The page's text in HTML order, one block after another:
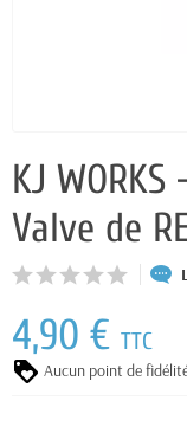
KJ
Valve de
4,90 € TTC
Aucun point de